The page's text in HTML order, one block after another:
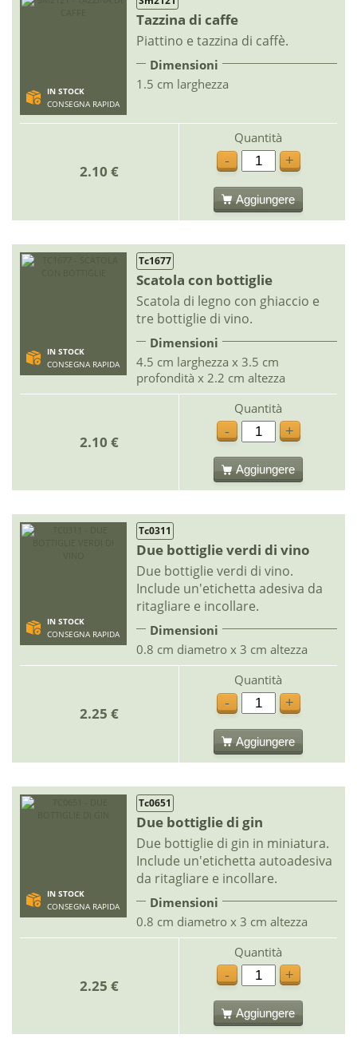
IN STOCK
CONSEGNA RAPIDA
Tazzina di caffe
Piattino e tazzina di caffè.
Dimensioni
1.5 cm larghezza
2.10 €
Quantità
-
+
Aggiungere
IN STOCK
CONSEGNA RAPIDA
Tc1677
Scatola con bottiglie
Scatola di legno con ghiaccio e
tre bottiglie di vino.
Dimensioni
4.5 cm larghezza x 3.5 cm
profondità x 2.2 cm altezza
2.10 €
Quantità
-
+
Aggiungere
IN STOCK
CONSEGNA RAPIDA
Tc0311
Due bottiglie verdi di vino
Due bottiglie verdi di vino.
Include un'etichetta adesiva da
ritagliare e incollare.
Dimensioni
0.8 cm diametro x 3 cm altezza
2.25 €
Quantità
-
+
Aggiungere
IN STOCK
CONSEGNA RAPIDA
Tc0651
Due bottiglie di gin
Due bottiglie di gin in miniatura.
Include un'etichetta autoadesiva
da ritagliare e incollare.
Dimensioni
0.8 cm diametro x 3 cm altezza
2.25 €
Quantità
-
+
Aggiungere